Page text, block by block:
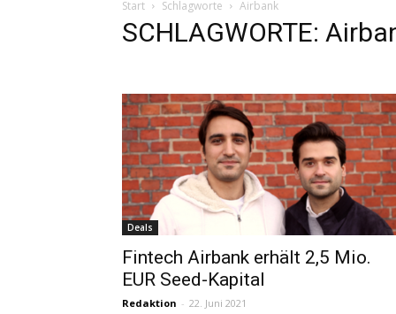
Start Schlagworte Airbank
SCHLAGWORTE:
Deals
Fintech Airbank erhält 2,5 Mio.
EUR Seed-Kapital
Redaktion - 22. Juni 2021